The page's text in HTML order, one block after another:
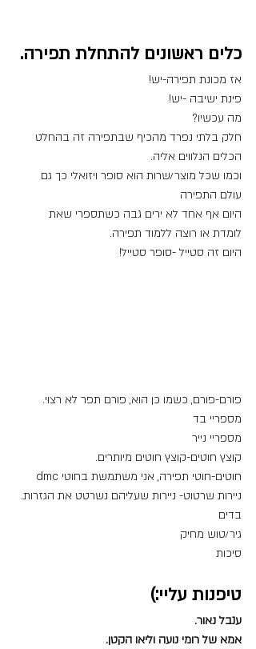
כלים ראשונים להתחלת תפירה.
אז מכונת תפירה-יש!
פינת ישיבה -יש!
מה עכשיו?
חלק בלתי נפרד מהכיף שבתפירה זה בהחלט
הכלים הנלווים אליה.
וכמו שכל מוצר/שרות הוא סופר ויזואלי כך גם
עולם התפירה
היום אף אחד לא ירים גבה כשתספרי שאת
לומדת או רוצה ללמוד תפירה.
היום זה סטייל -סופר סטייל!
פורם-פורם, כשמו כן הוא, פורם תפר לא רצוי.
מספריי בד
מספריי נייר
קוצץ חוטים-קוצץ חוטים מיותרים.
חוטים-חוטי תפירה, אני משתמשת בחוטי dmc
ניירות שרטוט- ניירות שעליהם נשרטט את הגזרות.
בדים
גיר/טוש מחיק
סיכות
טיפנות עליי:)
ענבל נאור.
אמא של רומי נועה וליאו הקטן.